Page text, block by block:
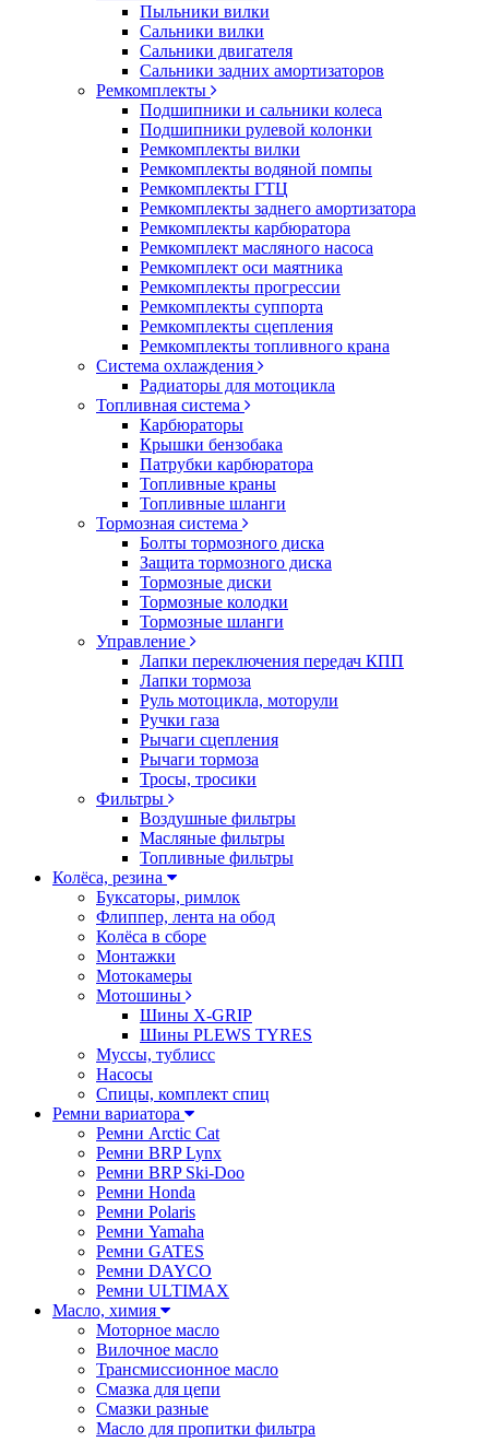
Пыльники вилки
Сальники вилки
Сальники двигателя
Сальники задних амортизаторов
Ремкомплекты
Подшипники и сальники колеса
Подшипники рулевой колонки
Ремкомплекты вилки
Ремкомплекты водяной помпы
Ремкомплекты ГТЦ
Ремкомплекты заднего амортизатора
Ремкомплекты карбюратора
Ремкомплект масляного насоса
Ремкомплект оси маятника
Ремкомплекты прогрессии
Ремкомплекты суппорта
Ремкомплекты сцепления
Ремкомплекты топливного крана
Система охлаждения
Радиаторы для мотоцикла
Топливная система
Карбюраторы
Крышки бензобака
Патрубки карбюратора
Топливные краны
Топливные шланги
Тормозная система
Болты тормозного диска
Защита тормозного диска
Тормозные диски
Тормозные колодки
Тормозные шланги
Управление
Лапки переключения передач КПП
Лапки тормоза
Руль мотоцикла, моторули
Ручки газа
Рычаги сцепления
Рычаги тормоза
Тросы, тросики
Фильтры
Воздушные фильтры
Масляные фильтры
Топливные фильтры
Колёса, резина
Буксаторы, римлок
Флиппер, лента на обод
Колёса в сборе
Монтажки
Мотокамеры
Мотошины
Шины X-GRIP
Шины PLEWS TYRES
Муссы, тублисс
Насосы
Спицы, комплект спиц
Ремни вариатора
Ремни Arctic Cat
Ремни BRP Lynx
Ремни BRP Ski-Doo
Ремни Honda
Ремни Polaris
Ремни Yamaha
Ремни GATES
Ремни DAYCO
Ремни ULTIMAX
Масло, химия
Моторное масло
Вилочное масло
Трансмиссионное масло
Смазка для цепи
Смазки разные
Масло для пропитки фильтра